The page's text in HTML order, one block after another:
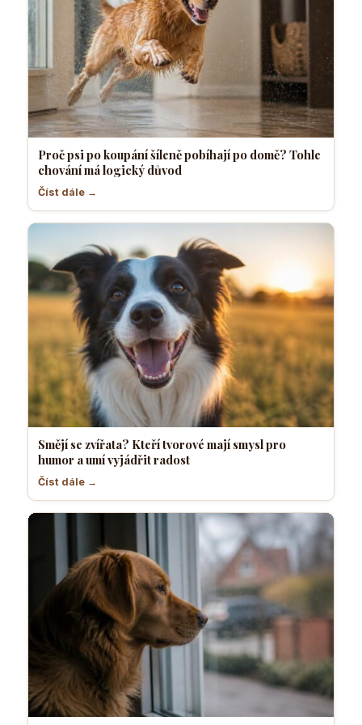
Proč psi po koupání šíleně pobíhají po domě? Tohle
chování má logický důvod
Číst dále →
Smějí se zvířata? Kteří tvorové mají smysl pro
humor a umí vyjádřit radost
Číst dále →